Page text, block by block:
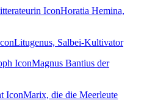
Horatia Hemina,
Litugenus, Salbei-Kultivator
Magnus Bantius der
Marix, die die Meerleute